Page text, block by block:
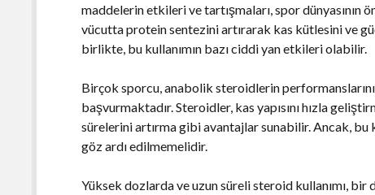
maddelerin etkileri ve tartışmaları, spor
vücutta protein sentezini artırarak kas kütlesini ve
birlikte, bu kullanımın bazı ciddi yan etkileri olabilir.
Birçok sporcu, anabolik steroidlerin
başvurmaktadır. Steroidler, kas yapısını hızla
sürelerini artırma gibi avantajlar sunabilir. Ancak, bu
göz ardı edilmemelidir.
Yüksek dozlarda ve uzun süreli steroid kullanımı,